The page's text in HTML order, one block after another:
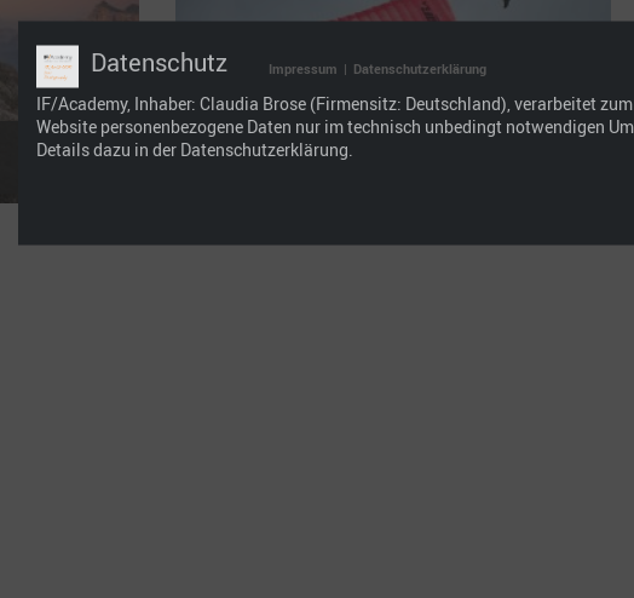
© Ingo Wächter | Dolomiten Fotowanderung
Datenschutz Impressum | Datenschutzerklärung
IF/Academy, Inhaber: Claudia Brose (Firmensitz: Deutschland), verarbeitet
Website personenbezogene Daten nur im technisch unbedingt notwendigen
Details dazu in der Datenschutzerklärung.